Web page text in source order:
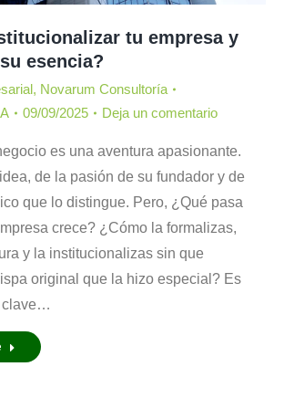
tu empresa y
esencia?
, Novarum Consultoría
09/09/2025 Deja un comentario
es una aventura apasionante.
de la pasión de su fundador y de
que lo distingue. Pero, ¿Qué pasa
crece? ¿Cómo la formalizas,
y la institucionalizas sin que
original que la hizo especial? Es
clave…